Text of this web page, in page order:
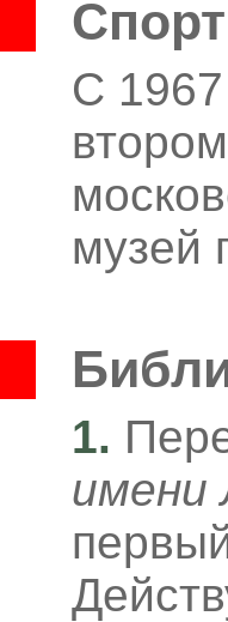
С
музей
1.
имени